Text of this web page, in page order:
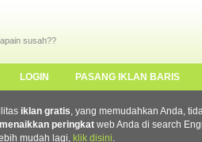
susah??
LOGIN PASANG IKLAN BARIS
iklan gratis, yang memudahkan Anda,
menaikkan peringkat web Anda di search
mudah lagi, klik disini.